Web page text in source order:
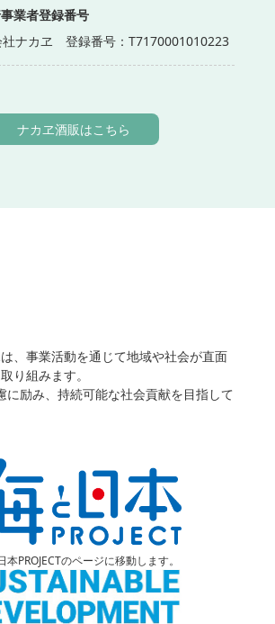
業者登録番号
社ナカヱ 登録番号：T7170001010223
ナカヱ酒販はこちら
、事業活動を通じて地域や社会が直面
り組みます。
に励み、持続可能な社会貢献を目指して
PROJECTのページに移動します。